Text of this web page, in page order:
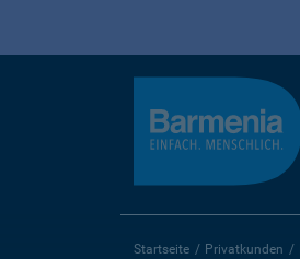
Startseite Privatkunden